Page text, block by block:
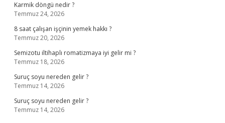
Karmik döngü nedir ?
Temmuz 24, 2026
8 saat çalışan işçinin yemek hakkı ?
Temmuz 20, 2026
Semizotu iltihaplı romatizmaya iyi gelir mi ?
Temmuz 18, 2026
Suruç soyu nereden gelir ?
Temmuz 14, 2026
Suruç soyu nereden gelir ?
Temmuz 14, 2026